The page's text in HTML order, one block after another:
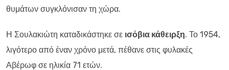
θυμάτων συγκλόνισαν τη χώρα.
Η Σουλακιώτη καταδικάστηκε σε ισόβια κάθειρξη. Το 1954,
λιγότερο από έναν χρόνο μετά, πέθανε στις φυλακές
Αβέρωφ σε ηλικία 71 ετών.